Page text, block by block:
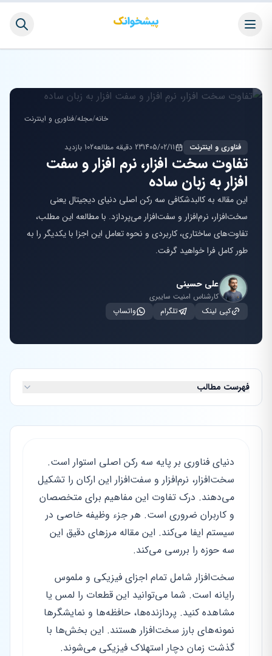
خانه/مجله/فناوری و اینترنت
فناوری و اینترنت 1405/02/1123 دقیقه مطالعه 102 بازدید
تفاوت سخت افزار، نرم افزار و سفت
افزار به زبان ساده
این مقاله به کالبدشکافی سه رکن اصلی دنیای دیجیتال یعنی
سخت‌افزار، نرم‌افزار و سفت‌افزار می‌پردازد. با مطالعه این مطلب،
تفاوت‌های ساختاری، کاربردی و نحوه تعامل این اجزا با یکدیگر را به
طور کامل فرا خواهید گرفت.
علی حسینی
کارشناس امنیت سایبری
کپی لینک
تلگرام واتساپ
فهرست مطالب
دنیای فناوری بر پایه سه رکن اصلی استوار است.
سخت‌افزار، نرم‌افزار و سفت‌افزار این ارکان را تشکیل
می‌دهند. درک تفاوت این مفاهیم برای متخصصان
و کاربران ضروری است. هر جزء وظیفه خاصی در
سیستم ایفا می‌کند. این مقاله مرزهای دقیق این
سه حوزه را بررسی می‌کند.
سخت‌افزار شامل تمام اجزای فیزیکی و ملموس
رایانه است. شما می‌توانید این قطعات را لمس یا
مشاهده کنید. پردازنده‌ها، حافظه‌ها و نمایشگرها
نمونه‌های بارز سخت‌افزار هستند. این بخش‌ها با
گذشت زمان دچار استهلاک فیزیکی می‌شوند.